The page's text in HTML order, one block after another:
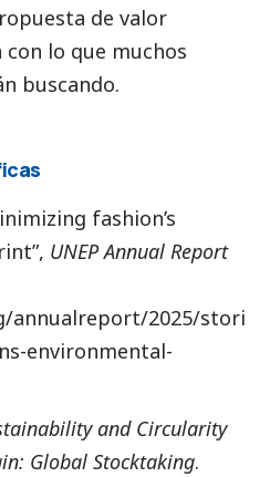
de valor
lo que muchos
buscando.
fashion’s
UNEP Annual Report
annualreport/2025/stori
environmental-
and Circularity
Global Stocktaking.